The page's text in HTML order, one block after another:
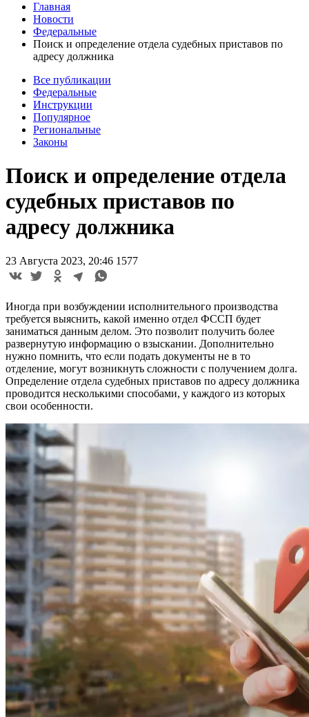
Главная
Новости
Федеральные
Поиск и определение отдела судебных приставов по
адресу должника
Все публикации
Федеральные
Инструкции
Популярное
Региональные
Законы
Поиск и определение отдела
судебных приставов по
адресу должника
23 Августа 2023, 20:46 1577
Иногда при возбуждении исполнительного производства
требуется выяснить, какой именно отдел ФССП будет
заниматься данным делом. Это позволит получить более
развернутую информацию о взыскании. Дополнительно
нужно помнить, что если подать документы не в то
отделение, могут возникнуть сложности с получением долга.
Определение отдела судебных приставов по адресу должника
проводится несколькими способами, у каждого из которых
свои особенности.